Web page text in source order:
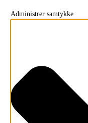
Administrer samtykke